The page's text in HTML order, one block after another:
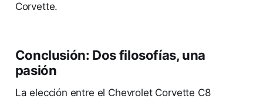
Corvette.
Conclusión: Dos filosofías, una
pasión
La elección entre el Chevrolet Corvette C8